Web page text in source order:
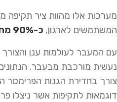
מערכות אלו מהוות ציר
המשתמשים לארגון, כ-90% מתקיפות הסייבר המתרחשות בעולם משתמשות במידה מסוימת במערכות ניהול הישויות.
עם המעבר לעולמות ענן
נעשית מורכבת מבעבר.
צורך בחדירת הגנות הפרימטר
דוגמאות לתקיפות אשר ניצלו